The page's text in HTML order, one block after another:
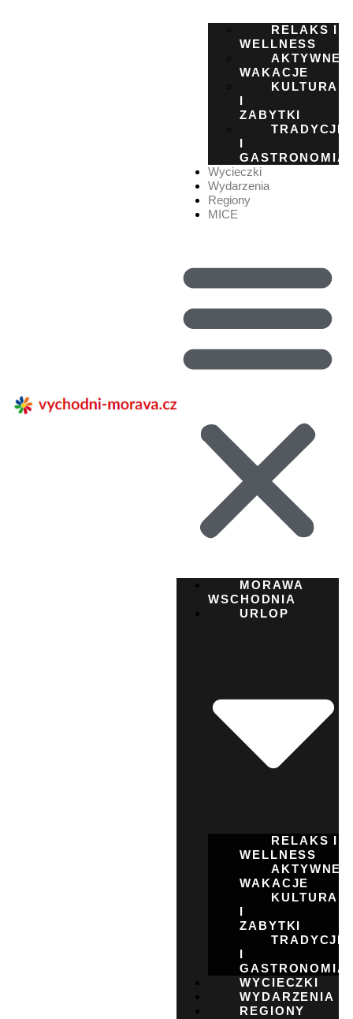
RELAKS I
WELLNESS
AKTYWNE
WAKACJE
KULTURA
I
ZABYTKI
TRADYCJE
I
GASTRONOMIA
Wycieczki
Wydarzenia
Regiony
MICE
MORAWA
WSCHODNIA
URLOP
RELAKS I
WELLNESS
AKTYWNE
WAKACJE
KULTURA
I
ZABYTKI
TRADYCJE
I
GASTRONOMIA
WYCIECZKI
WYDARZENIA
REGIONY